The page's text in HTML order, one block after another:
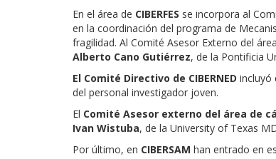
En el área de CIBERFES se incorpora al
en la coordinación del programa de
fragilidad. Al Comité Asesor Externo del
Alberto Cano Gutiérrez, de la Pontificia
El Comité Directivo de CIBERNED incluyó
del personal investigador joven.
El Comité Asesor externo del área de
Ivan Wistuba, de la University of Texas
Por último, en CIBERSAM han entrado en